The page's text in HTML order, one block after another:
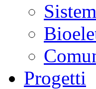
Progetti